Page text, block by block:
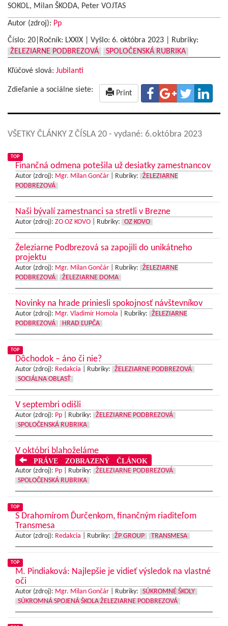
SOKOL, Milan ŠKODA, Peter VOJTAS
Autor (zdroj): Pp
Číslo: 20|Ročník: LXXIX | Vyšlo: 6. októbra 2023
Rubriky:
ŽELEZIARNE PODBREZOVÁ
SPOLOČENSKÁ RUBRIKA
Kľúčové slová: Jubilanti
Zdieľanie a sociálne siete: Print
VŠETKY ČLÁNKY Z ČÍSLA 20 - vydané: 6.októbra 2023
TOP
Finančná odmena potešila už desiatky zamestnancov
Autor (zdroj): Mgr. Milan Gončár Rubriky:
ŽELEZIARNE
PODBREZOVÁ
Naši bývalí zamestnanci sa stretli v Brezne
Autor (zdroj): ZO OZ KOVO Rubriky: OZ KOVO
Železiarne Podbrezová sa zapojili do unikátneho
projektu
Autor (zdroj): Mgr. Milan Gončár Rubriky:
ŽELEZIARNE
PODBREZOVÁ
ŽELEZIARNE DOMA
Novinky na hrade priniesli spokojnosť návštevníkov
Autor (zdroj): Mgr. Vladimír Homola Rubriky:
ŽELEZIARNE
PODBREZOVÁ
HRAD ĽUPČA
TOP
Dôchodok – áno či nie?
Autor (zdroj): Redakcia Rubriky:
ŽELEZIARNE PODBREZOVÁ
SOCIÁLNA OBLASŤ
V septembri odišli
Autor (zdroj): Pp Rubriky:
ŽELEZIARNE PODBREZOVÁ
SPOLOČENSKÁ RUBRIKA
V októbri blahoželáme
PRÁVE ZOBRAZENÝ ČLÁNOK
Autor (zdroj): Pp Rubriky:
ŽELEZIARNE PODBREZOVÁ
SPOLOČENSKÁ RUBRIKA
TOP
S Drahomírom Ďurčenkom, finančným riaditeľom
Transmesa
Autor (zdroj): Redakcia Rubriky: ŽP GROUP TRANSMESA
TOP
M. Pindiaková: Najlepšie je vidieť výsledok na vlastné
oči
Autor (zdroj): Mgr. Milan Gončár Rubriky:
SÚKROMNÉ ŠKOLY
SÚKROMNÁ SPOJENÁ ŠKOLA ŽELEZIARNE PODBREZOVÁ